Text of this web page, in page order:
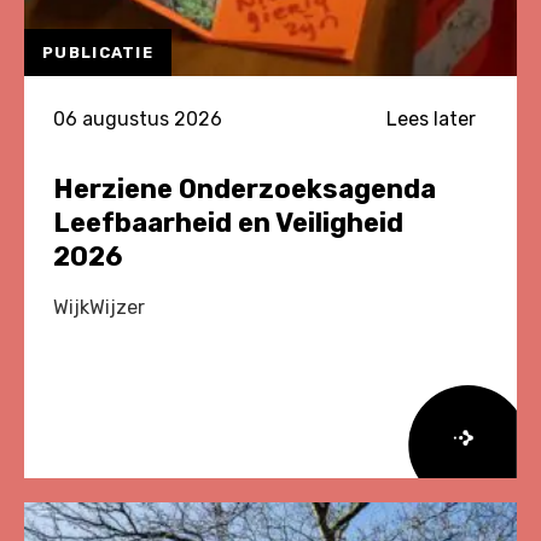
PUBLICATIE
06 augustus 2026 Lees later
Herziene Onderzoeksagenda
Leefbaarheid en Veiligheid
2026
WijkWijzer
meer